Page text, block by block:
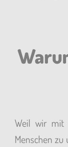
Weil wir mit
Menschen